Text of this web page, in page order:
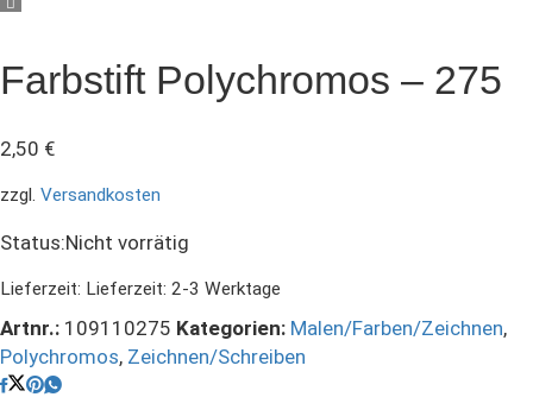
Farbstift Polychromos – 275
2,50 €
zzgl. Versandkosten
Status:Nicht vorrätig
Lieferzeit: Lieferzeit: 2-3 Werktage
Artnr.: 109110275 Kategorien: Malen/Farben/Zeichnen,
Polychromos, Zeichnen/Schreiben